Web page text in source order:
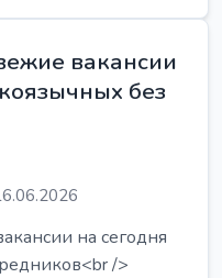
вакансии
без
на сегодня
/>